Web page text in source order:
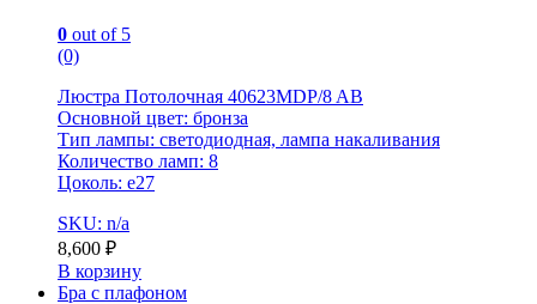
0 out of 5
(0)
Люстра Потолочная 40623MDP/8 AB
Основной цвет: бронза
Тип лампы: светодиодная, лампа накаливания
Количество ламп: 8
Цоколь: e27
SKU: n/a
8,600 ₽
В корзину
Бра с плафоном